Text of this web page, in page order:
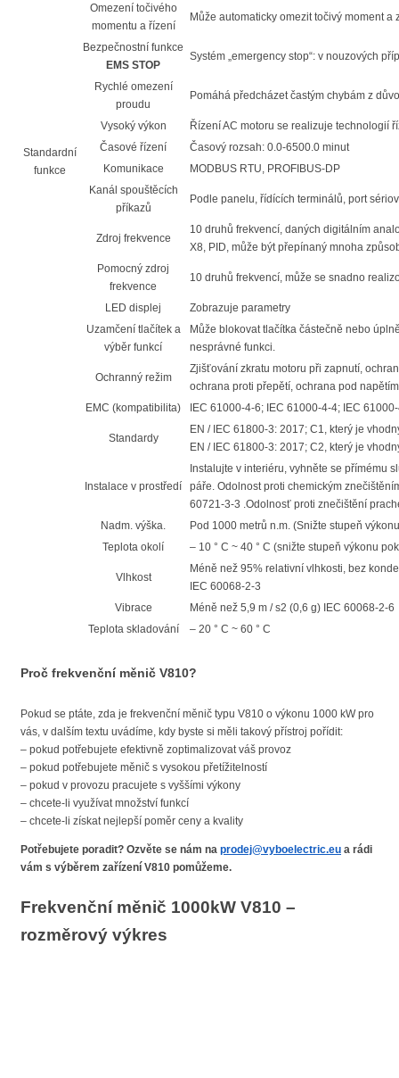
Standardní
funkce
Omezení točivého
momentu a řízení
Může automaticky omezit točivý moment
Bezpečnostní funkce
EMS STOP
Systém „emergency stop“: v nouzových
Rychlé omezení
proudu
Pomáhá předcházet častým chybám z
Vysoký výkon
Řízení AC motoru se realizuje technologií
Časové řízení
Časový rozsah: 0.0-6500.0 minut
Komunikace
MODBUS RTU, PROFIBUS-DP
Kanál spouštěcích
příkazů
Podle panelu, řídících terminálů, port
Zdroj frekvence
10 druhů frekvencí, daných digitálním
X8, PID, může být přepínaný mnoha
Pomocný zdroj
frekvence
10 druhů frekvencí, může se snadno
LED displej
Zobrazuje parametry
Uzamčení tlačítek a
výběr funkcí
Může blokovat tlačítka částečně nebo
nesprávné funkci.
Ochranný režim
Zjišťování zkratu motoru při zapnutí,
ochrana proti přepětí, ochrana pod
EMC (kompatibilita)
IEC 61000-4-6; IEC 61000-4-4; IEC
Standardy
EN / IEC 61800-3: 2017; C1, který je
EN / IEC 61800-3: 2017; C2, který je
Instalace v prostředí
Instalujte v interiéru, vyhněte se přímému
páře. Odolnost proti chemickým
60721-3-3 .Odolnosť proti znečištění
Nadm. výška.
Pod 1000 metrů n.m. (Snižte stupeň
Teplota okolí
– 10 ° C ~ 40 ° C (snižte stupeň výkonu
Vlhkost
Méně než 95% relativní vlhkosti, bez
IEC 60068-2-3
Vibrace
Méně než 5,9 m / s2 (0,6 g) IEC 60068-2-6
Teplota skladování
– 20 ° C ~ 60 ° C
Proč frekvenční měnič V810?
Pokud se ptáte, zda je frekvenční měnič typu V810 o výkonu 1000 kW pro
vás, v dalším textu uvádíme, kdy byste si měli takový přístroj pořídit:
– pokud potřebujete efektivně zoptimalizovat váš provoz
– pokud potřebujete měnič s vysokou přetížitelností
– pokud v provozu pracujete s vyššími výkony
– chcete-li využívat množství funkcí
– chcete-li získat nejlepší poměr ceny a kvality
Potřebujete poradit? Ozvěte se nám na prodej@vyboelectric.eu a rádi
vám s výběrem zařízení V810 pomůžeme.
Frekvenční měnič 1000kW V810 –
rozměrový výkres